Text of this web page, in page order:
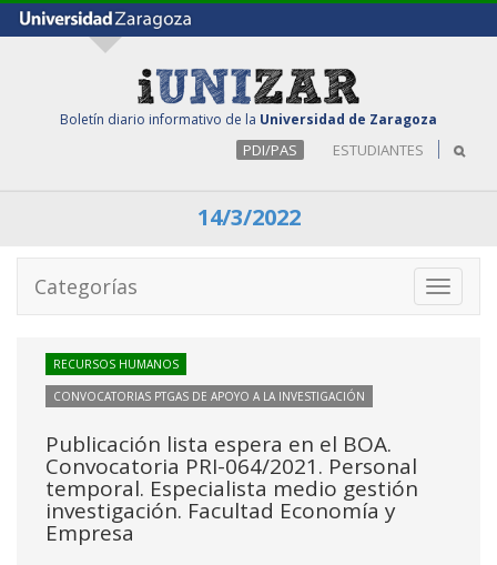
Boletín diario informativo de la Universidad de Zaragoza
PDI/PAS ESTUDIANTES
14/3/2022
Toggle
Categorías
RECURSOS HUMANOS
CONVOCATORIAS PTGAS DE APOYO A LA INVESTIGACIÓN
Publicación lista espera en el BOA.
Convocatoria PRI-064/2021. Personal
temporal. Especialista medio gestión
investigación. Facultad Economía y
Empresa